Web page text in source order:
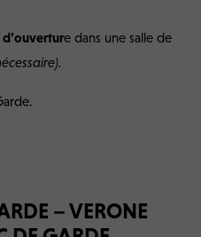
e dans une salle de
– VERONE